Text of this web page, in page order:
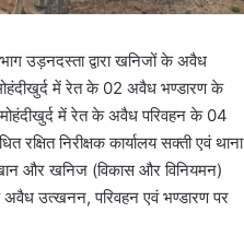
उड़नदस्ता द्वारा खनिजों के अवैध
में रेत के 02 अवैध भण्डारण के
में रेत के अवैध परिवहन के 04
निरीक्षक कार्यालय सक्ती एवं थाना
और खनिज (विकास और विनियमन)
अवैध उत्खनन, परिवहन एवं भण्डारण पर